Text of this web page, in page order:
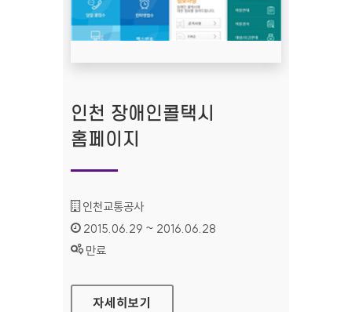
인천 장애인콜택시
홈페이지
기관명 :
인천교통공사
인증기간 :
2015.06.29 ~ 2016.06.28
상태 :
만료
인천 장애인콜택시 홈페이지
자세히보기